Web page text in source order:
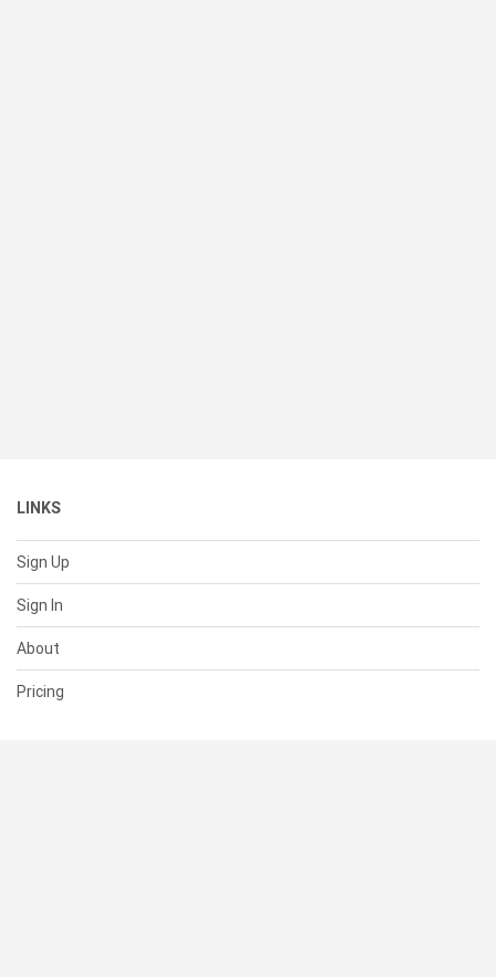
LINKS
Sign Up
Sign In
About
Pricing